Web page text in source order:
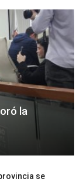
la
se